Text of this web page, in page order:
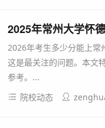
2025年常州大学怀
2026年考生多少分能上常
这是最关注的问题。本文
参考。...
院校动态